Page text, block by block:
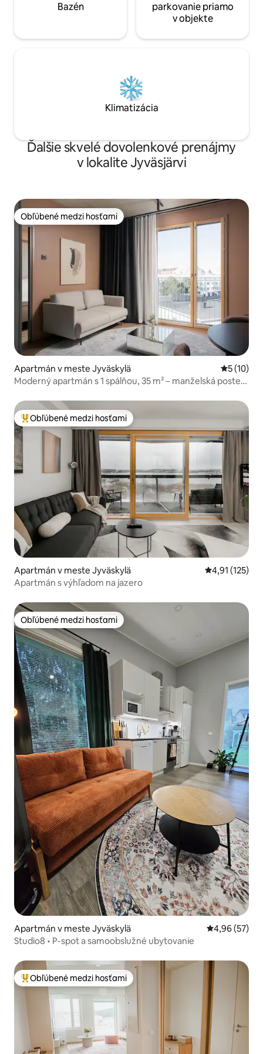
Bazén
parkovanie priamo
v objekte
Klimatizácia
Ďalšie skvelé dovolenkové prenájmy
v lokalite Jyväsjärvi
Obľúbené medzi hosťami
Obľúbené medzi hosťami
Apartmán v meste Jyväskylä
5 (10)
Moderný apartmán s 1 spálňou, 35 m² – manželská posteľ
Najobľúbenejšie medzi hosťami
Obľúbené medzi hosťami
Apartmán v meste Jyväskylä Priemerné
4,91 (125)
Apartmán s výhľadom na jazero
Obľúbené medzi hosťami
Obľúbené medzi hosťami
Apartmán v meste Jyväskylä Priemerné
4,96 (57)
Studio8 • P-spot a samoobslužné ubytovanie
Najobľúbenejšie medzi hosťami
Obľúbené medzi hosťami